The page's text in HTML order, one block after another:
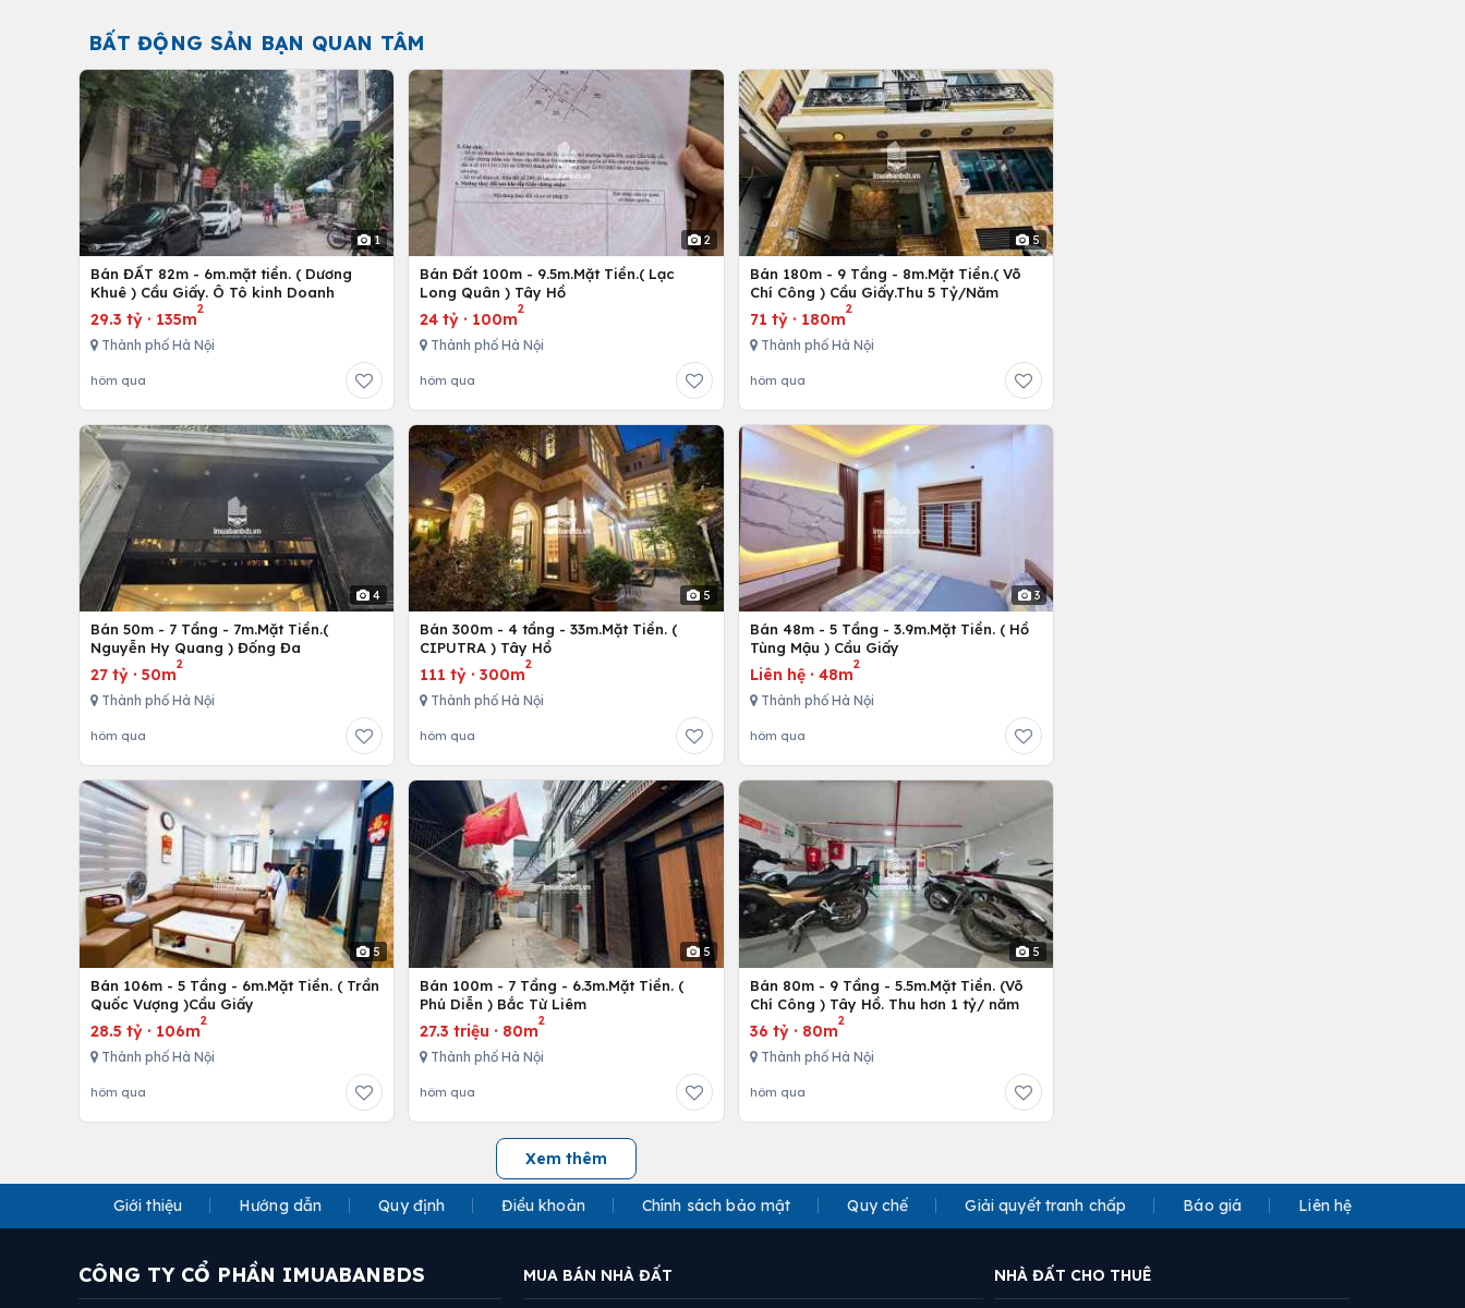
BẤT ĐỘNG SẢN BẠN QUAN TÂM
1
Bán ĐẤT 82m - 6m.mặt tiền. ( Dương
Khuê ) Cầu Giấy. Ô Tô kinh Doanh
29.3 tỷ · 135m
2
Thành phố Hà Nội
hôm qua
2
Bán Đất 100m - 9.5m.Mặt Tiền.( Lạc
Long Quân ) Tây Hồ
24 tỷ · 100m
2
Thành phố Hà Nội
hôm qua
5
Bán 180m - 9 Tầng - 8m.Mặt Tiền.( Võ
Chí Công ) Cầu Giấy.Thu 5 Tỷ/Năm
71 tỷ· 180m
2
Thành phố Hà Nội
hôm qua
4
Bán 50m - 7 Tầng - 7m.Mặt Tiền.(
Nguyễn Hy Quang ) Đống Đa
27 tỷ · 50m
2
Thành phố Hà Nội
hôm qua
5
Bán 300m - 4 tầng - 33m.Mặt Tiền. (
CIPUTRA ) Tây Hồ
111 tỷ ·300m
2
Thành phố Hà Nội
hôm qua
3
Bán 48m - 5 Tầng - 3.9m.Mặt Tiền. ( Hồ
Tùng Mậu ) Cầu Giấy
Liên hệ· 48m
2
Thành phố Hà Nội
hôm qua
5
Bán 106m - 5 Tầng - 6m.Mặt Tiền. ( Trần
Quốc Vượng )Cầu Giấy
28.5 tỷ · 106m
2
Thành phố Hà Nội
hôm qua
5
Bán 100m - 7 Tầng - 6.3m.Mặt Tiền. (
Phú Diễn ) Bắc Từ Liêm
27.3 triệu · 80m
2
Thành phố Hà Nội
hôm qua
5
Bán 80m - 9 Tầng - 5.5m.Mặt Tiền. (Võ
Chí Công ) Tây Hồ. Thu hơn 1 tỷ/ năm
36 tỷ· 80m
2
Thành phố Hà Nội
hôm qua
Xem thêm
Giới thiệu Hướng dẫn Quy định Điều khoản Chính sách bảo mật Quy chế Giải quyết tranh chấp Báo giá Liên hệ
CÔNG TY CỔ PHẦN IMUABANBDS MUA BÁN NHÀ ĐẤT NHÀ ĐẤT CHO THUÊ